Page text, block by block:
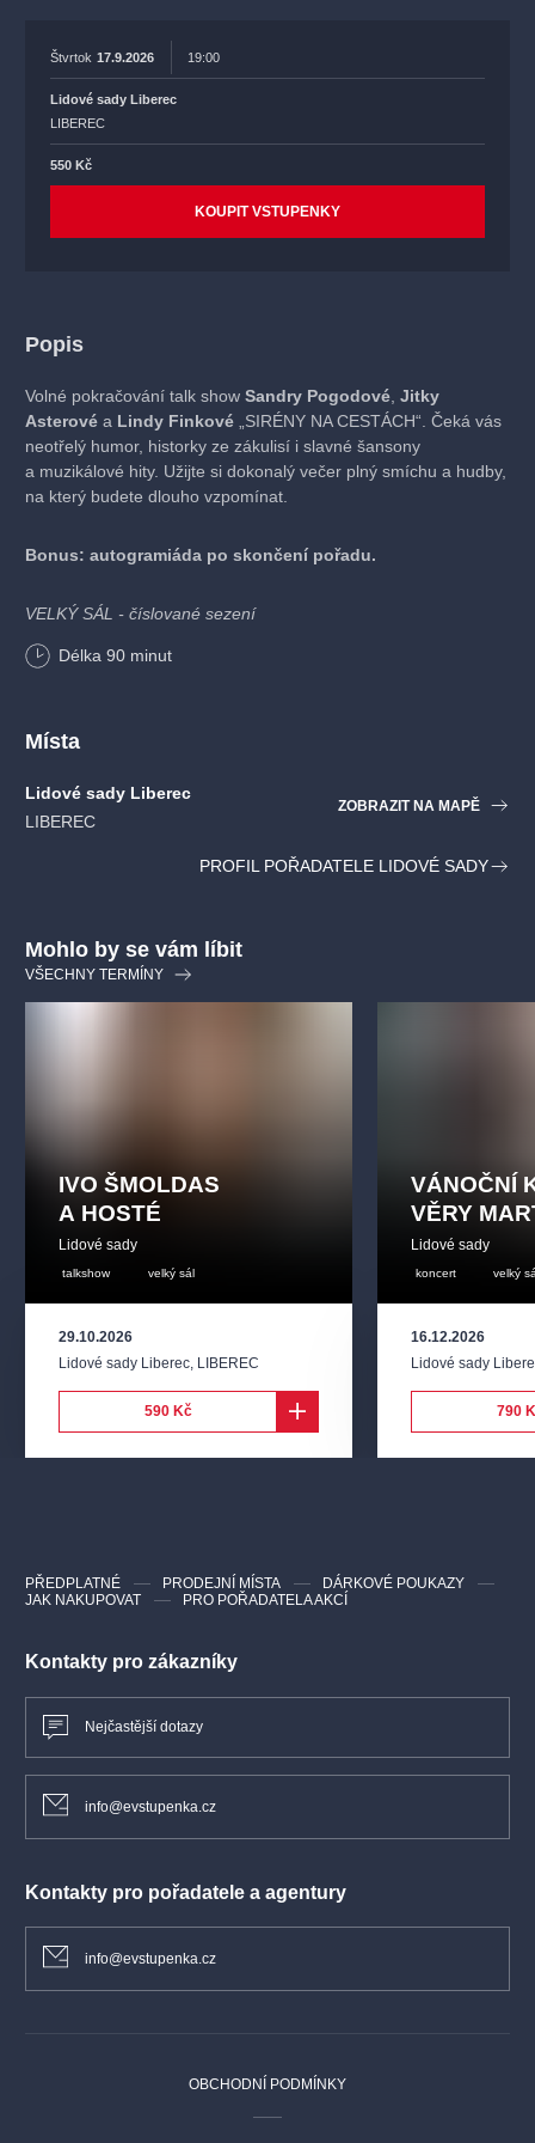
Štvrtok 17.9.2026 19:00
Lidové sady Liberec
LIBEREC
550 Kč
KOUPIT VSTUPENKY
Popis
Volné pokračování talk show Sandry Pogodové Jitky
Asterové a Lindy Finkové „SIRÉNY NA CESTÁCH“. Čeká vás
neotřelý humor, historky ze zákulisí i slavné šansony
a muzikálové hity. Užijte si dokonalý večer plný smíchu a hudby,
na který budete dlouho vzpomínat.
Bonus: autogramiáda po skončení pořadu.
VELKÝ SÁL - číslované sezení
Délka 90 minut
Místa
Lidové sady Liberec
LIBEREC
ZOBRAZIT NA MAPĚ
PROFIL POŘADATELE LIDOVÉ SADY
Mohlo by se vám líbit
VŠECHNY TERMÍNY
IVO ŠMOLDAS
A HOSTÉ
Lidové sady
talkshow velký sál
29.10.2026
Lidové sady Liberec LIBEREC
590 Kč
VÁNOČNÍ
VĚRY
Lidové sady
koncert velký
16.12.2026
Lidové sady
790
Kontakty pro zákazníky
Nejčastější dotazy
info@evstupenka.cz
Kontakty pro pořadatele a agentury
info@evstupenka.cz
PŘEDPLATNÉ PRODEJNÍ MÍSTA
DÁRKOVÉ POUKAZY
JAK NAKUPOVAT
PRO POŘADATELA AKCÍ
OBCHODNÍ PODMÍNKY